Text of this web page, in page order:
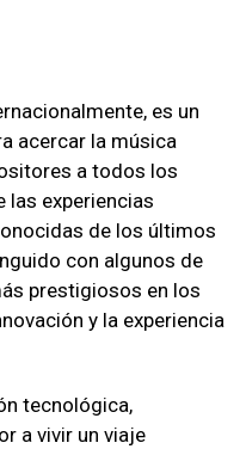
es un
acercar la música
a todos los
las experiencias
de los últimos
con algunos de
prestigiosos en los
y la experiencia
tecnológica,
a vivir un viaje